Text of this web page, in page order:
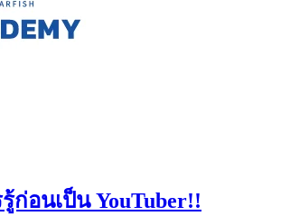
ก่อนเป็น YouTuber!!